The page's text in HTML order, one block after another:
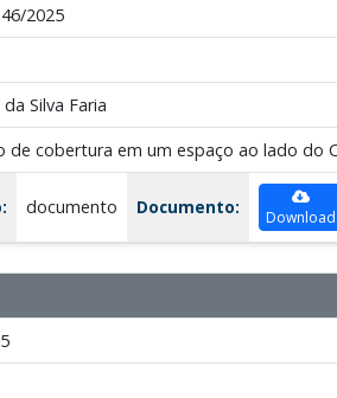
2025
Silva Faria
de cobertura em um espaço ao lado do
documento Documento: Download